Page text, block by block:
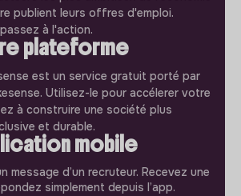
publient leurs offres d'emploi.
à l'action.
plateforme
est un service gratuit porté par
Utilisez-le pour accélerer votre
à construire une société plus
et durable.
mobile
message d’un recruteur. Recevez une
simplement depuis l’app.